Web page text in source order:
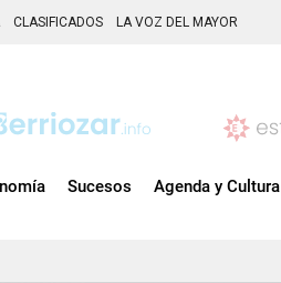
CLASIFICADOS LA VOZ DEL MAYOR
Sucesos Agenda y Cultura